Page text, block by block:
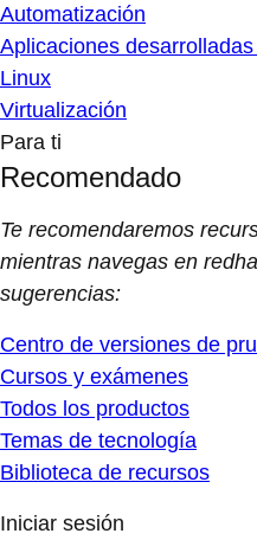
Automatización
Aplicaciones
Linux
Virtualización
Para ti
Recomendado
Te recomendaremos
mientras navegas en
sugerencias:
Centro de versiones de
Cursos y exámenes
Todos los productos
Temas de tecnología
Biblioteca de recursos
Iniciar sesión